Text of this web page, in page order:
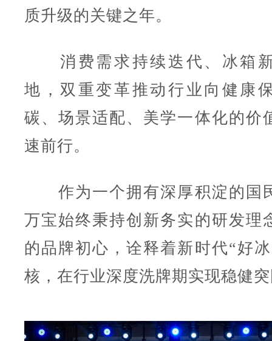
质升级的关键之年。
消费需求持续迭代、冰箱
地，双重变革推动行业向健康
碳、场景适配、美学一体化的价
速前行。
作为一个拥有深厚积淀的国
万宝始终秉持创新务实的研发理
的品牌初心，诠释着新时代“好
核，在行业深度洗牌期实现稳健